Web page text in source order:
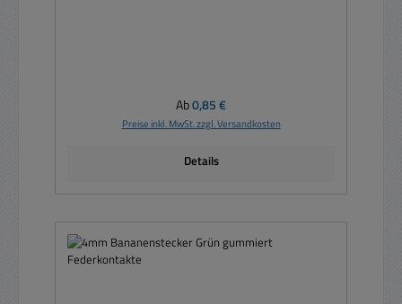
Regulärer Preis:
Ab0,85 €
Preise inkl. MwSt. zzgl. Versandkosten
Details